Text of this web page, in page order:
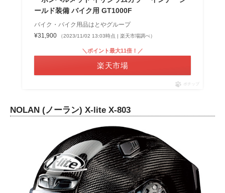
ールド装備 バイク用 GT1000F
バイク・バイク用品はとやグループ
¥31,900
（2023/11/02 13:03時点 | 楽天市場調べ）
＼ポイント最大11倍！／
楽天市場
ポチップ
NOLAN (ノーラン) X-lite X-803